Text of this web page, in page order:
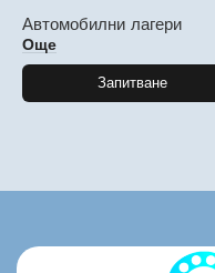
Автомобилни лагери
Още
Запитване